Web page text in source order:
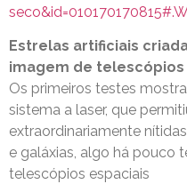
Estrelas artificiais
imagem de telescópios
Os primeiros testes
sistema a laser, que
extraordinariamente
e galáxias, algo há pouco
telescópios espaciais